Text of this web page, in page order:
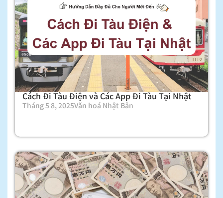
Cách Đi Tàu Điện và Các App Đi Tàu Tại Nhật
Tháng 5 8, 2025Văn hoá Nhật Bản